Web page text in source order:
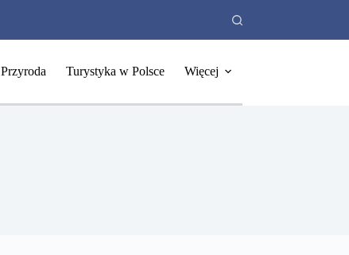
Przyroda Turystyka w Polsce Więcej